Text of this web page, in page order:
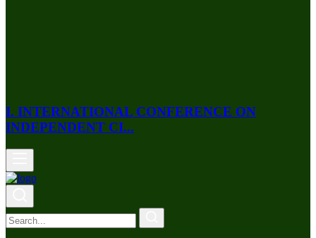
I. INTERNATIONAL CONFERENCE ON
INDEPENDENT CI...